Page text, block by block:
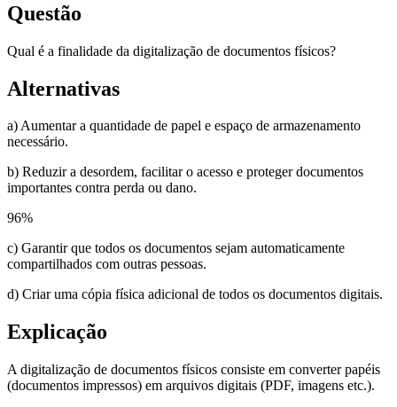
Questão
Qual é a finalidade da digitalização de documentos físicos?
Alternativas
a) Aumentar a quantidade de papel e espaço de armazenamento
necessário.
b) Reduzir a desordem, facilitar o acesso e proteger documentos
importantes contra perda ou dano.
96%
c) Garantir que todos os documentos sejam automaticamente
compartilhados com outras pessoas.
d) Criar uma cópia física adicional de todos os documentos digitais.
Explicação
A digitalização de documentos físicos consiste em converter papéis
(documentos impressos) em arquivos digitais (PDF, imagens etc.).